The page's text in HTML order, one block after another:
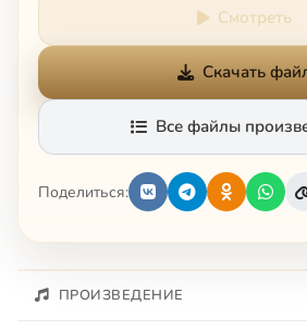
Смотреть
Скачать
Все файлы
Поделиться:
ПРОИЗВЕДЕНИЕ